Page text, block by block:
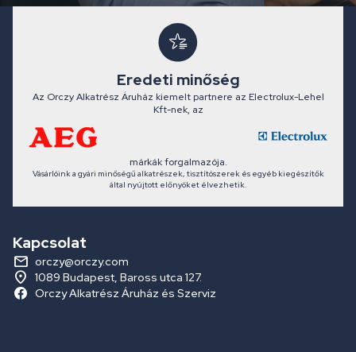
Eredeti minőség
Az Orczy Alkatrész Áruház kiemelt partnere az Electrolux-Lehel
Kft-nek, az
márkák forgalmazója.
Vásárlóink a gyári minőségű alkatrészek, tisztítószerek és egyéb kiegészítők
által nyújtott előnyöket élvezhetik.
Kapcsolat
orczy@orczy.com
1089 Budapest, Baross utca 127.
Orczy Alkatrész Áruház és Szerviz